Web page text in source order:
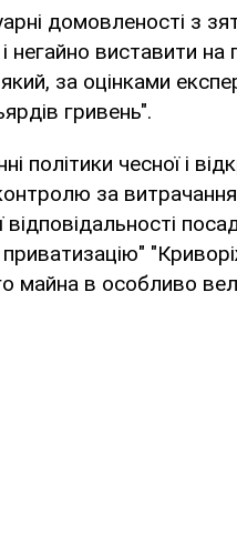
домовленості з
негайно виставити
за оцінками
гривень".
чесної і
за
майна в особливо